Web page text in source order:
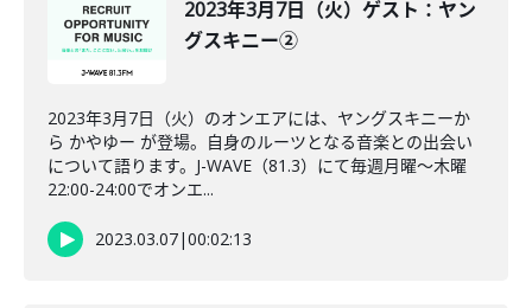
2023年3月7日（火）ゲスト：ヤン
グスキニー②
2023年3月7日（火）のオンエアには、ヤングスキニーか
ら かやゆー が登場。自身のルーツとなる音楽との出会い
について語ります。J-WAVE（81.3）にて毎週月曜～木曜
22:00-24:00でオンエ...
2023.03.07|00:02:13